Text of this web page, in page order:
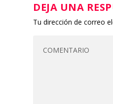
DEJA UNA
Tu dirección de correo